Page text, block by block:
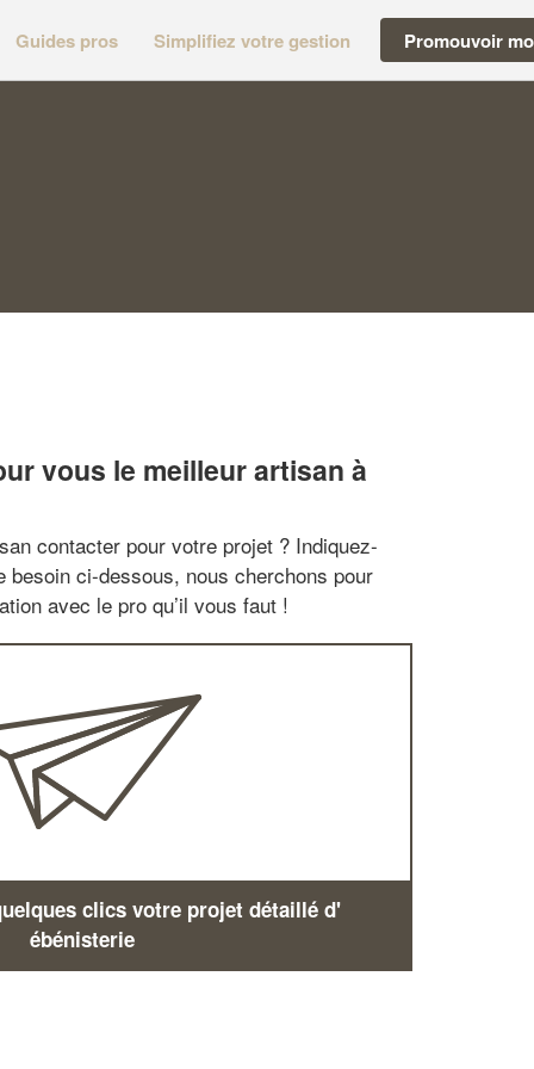
Guides pros Simplifiez votre gestion Promouvoir
vous le meilleur artisan à
contacter pour votre projet ? Indiquez-
besoin ci-dessous, nous cherchons pour
avec le pro qu’il vous faut !
clics votre projet détaillé d'
ébénisterie